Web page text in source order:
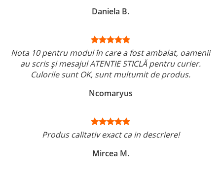
Daniela B.
Nota 10 pentru modul în care a fost ambalat, oamenii
au scris și mesajul ATENTIE STICLĂ pentru curier.
Culorile sunt OK, sunt multumit de produs.
Ncomaryus
Produs calitativ exact ca in descriere!
Mircea M.